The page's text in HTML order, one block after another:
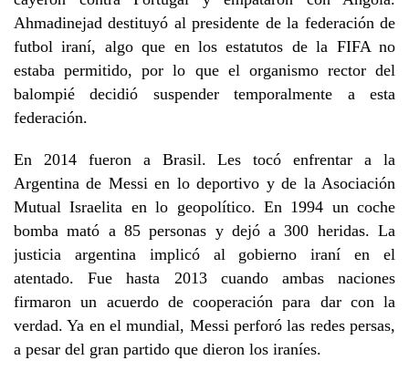
Ahmadinejad destituyó al presidente de la federación de
futbol iraní, algo que en los estatutos de la FIFA no
estaba permitido, por lo que el organismo rector del
balompié decidió suspender temporalmente a esta
federación.
En 2014 fueron a Brasil. Les tocó enfrentar a la
Argentina de Messi en lo deportivo y de la Asociación
Mutual Israelita en lo geopolítico. En 1994 un coche
bomba mató a 85 personas y dejó a 300 heridas. La
justicia argentina implicó al gobierno iraní en el
atentado. Fue hasta 2013 cuando ambas naciones
firmaron un acuerdo de cooperación para dar con la
verdad. Ya en el mundial, Messi perforó las redes persas,
a pesar del gran partido que dieron los iraníes.